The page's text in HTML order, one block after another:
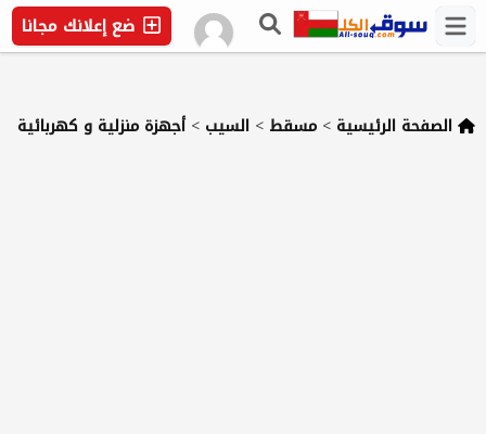
ضع إعلانك مجانا
الصفحة الرئيسية > مسقط > السيب >أجهزة منزلية و كهربائية